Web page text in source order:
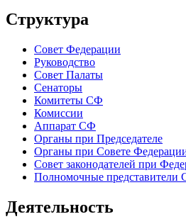
Структура
Совет Федерации
Руководство
Совет Палаты
Сенаторы
Комитеты СФ
Комиссии
Аппарат СФ
Органы при Председателе
Органы при Совете
Совет законодателей при
Полномочные представители
Деятельность